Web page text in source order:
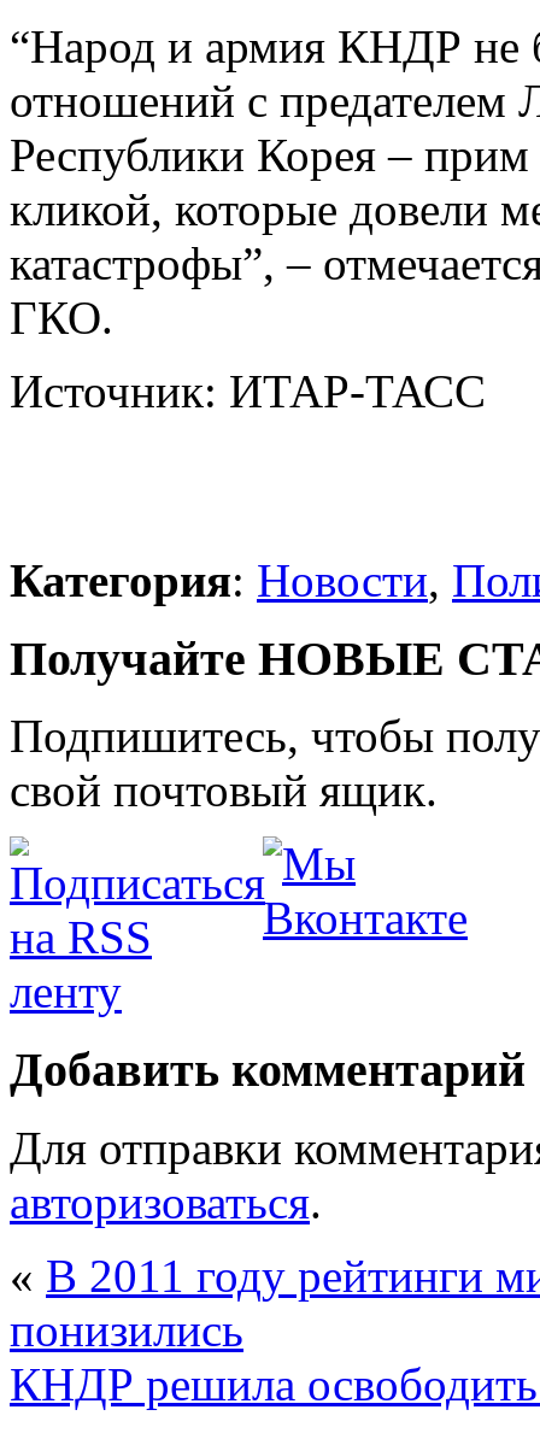
“Народ и армия КНДР не
отношений с предателем
Республики Корея –
кликой, которые довели
катастрофы”, –
ГКО.
Источник: ИТАР-ТАСС
Категория: Новости,
Получайте НОВЫЕ
Подпишитесь, чтобы
свой почтовый ящик.
Добавить комментарий
Для отправки
авторизоваться.
« В 2011 году рейтинги
понизились
КНДР решила